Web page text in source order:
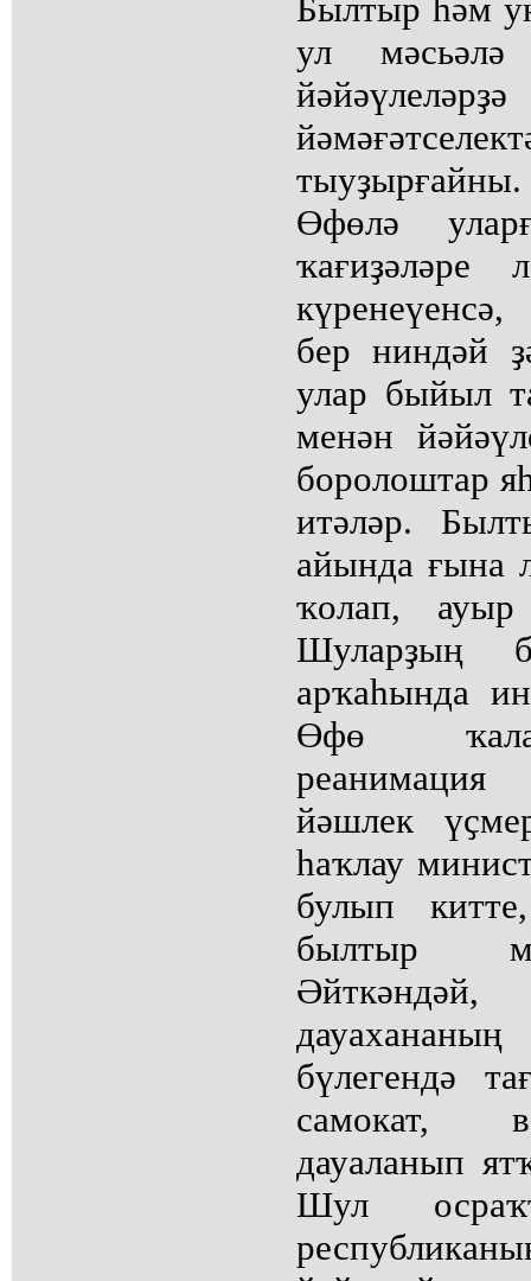
Былтыр һәм
ул
Өфөлә
ҡағиҙәләре
бер ниндәй
улар быйыл
менән
боролоштар
итәләр.
айында ғына
ҡолап, ауыр
Шуларҙың
арҡаһында
Өфө ҡала
реанимация
йәшлек
һаҡлау
булып
былтыр
бүлегендә
самокат,
дауаланып
Шул